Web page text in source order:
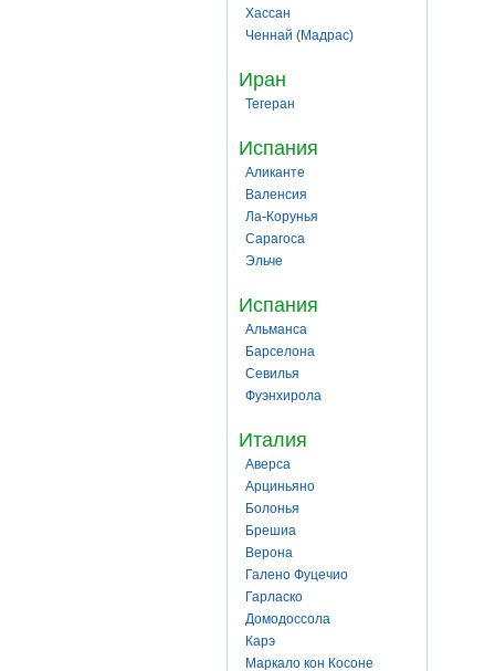
Хассан
Ченнай (Мадрас)
Иран
Тегеран
Испания
Аликанте
Валенсия
Ла-Корунья
Сарагоса
Эльче
Испания
Альманса
Барселона
Севилья
Фуэнхирола
Италия
Аверса
Арциньяно
Болонья
Брешиа
Верона
Галено Фуцечио
Гарласко
Домодоссола
Карэ
Маркало кон Косоне